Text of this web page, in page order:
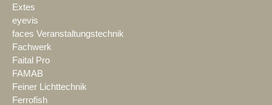
Extes
eyevis
faces Veranstaltungstechnik
Fachwerk
Faital Pro
FAMAB
Feiner Lichttechnik
Ferrofish